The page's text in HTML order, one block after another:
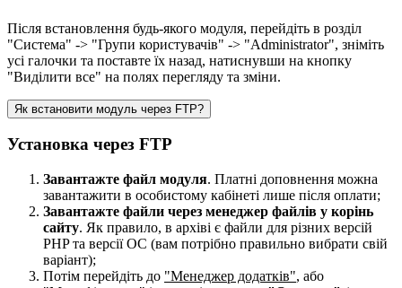
Після встановлення будь-якого модуля, перейдіть в розділ
"Система" -> "Групи користувачів" -> "Administrator", зніміть
усі галочки та поставте їх назад, натиснувши на кнопку
"Виділити все" на полях перегляду та зміни.
Як встановити модуль через FTP?
Установка через FTP
Завантажте файл модуля. Платні доповнення можна
завантажити в особистому кабінеті лише після оплати;
Завантажте файли через менеджер файлів у корінь
сайту. Як правило, в архіві є файли для різних версій
PHP та версії OC (вам потрібно правильно вибрати свій
варіант);
Потім перейдіть до "Менеджер додатків", або